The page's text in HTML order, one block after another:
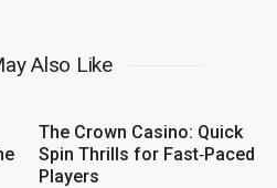
Also Like
The Crown Casino: Quick
Spin Thrills for Fast‑Paced
Players